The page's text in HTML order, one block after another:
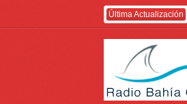
Última Actualización